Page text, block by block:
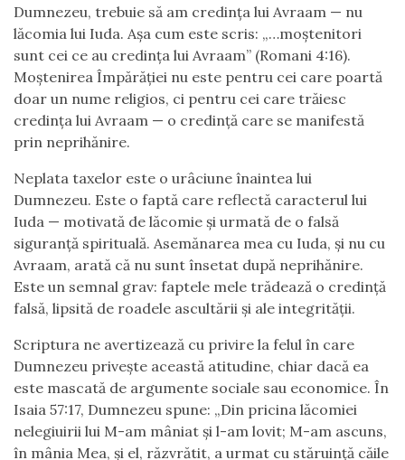
Dumnezeu, trebuie să am credința lui Avraam — nu
lăcomia lui Iuda. Așa cum este scris: „…moștenitori
sunt cei ce au credința lui Avraam” (Romani 4:16).
Moștenirea Împărăției nu este pentru cei care poartă
doar un nume religios, ci pentru cei care trăiesc
credința lui Avraam — o credință care se manifestă
prin neprihănire.
Neplata taxelor este o urâciune înaintea lui
Dumnezeu. Este o faptă care reflectă caracterul lui
Iuda — motivată de lăcomie și urmată de o falsă
siguranță spirituală. Asemănarea mea cu Iuda, și nu cu
Avraam, arată că nu sunt însetat după neprihănire.
Este un semnal grav: faptele mele trădează o credință
falsă, lipsită de roadele ascultării și ale integrității.
Scriptura ne avertizează cu privire la felul în care
Dumnezeu privește această atitudine, chiar dacă ea
este mascată de argumente sociale sau economice. În
Isaia 57:17, Dumnezeu spune: „Din pricina lăcomiei
nelegiuirii lui M-am mâniat și l-am lovit; M-am ascuns,
în mânia Mea, și el, răzvrătit, a urmat cu stăruință căile